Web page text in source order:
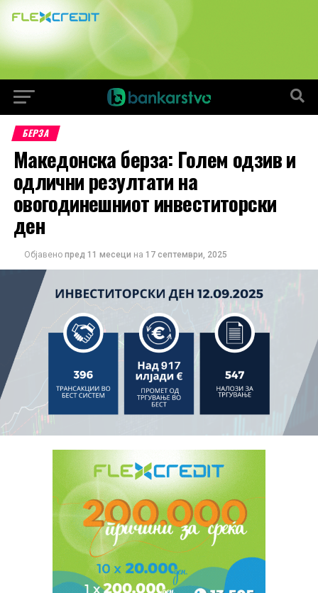
БЕРЗА
Македонска берза: Голем одзив и
одлични резултати на
овогодинешниот инвеститорски
ден
Објавено пред 11 месеци на 17 септември, 2025